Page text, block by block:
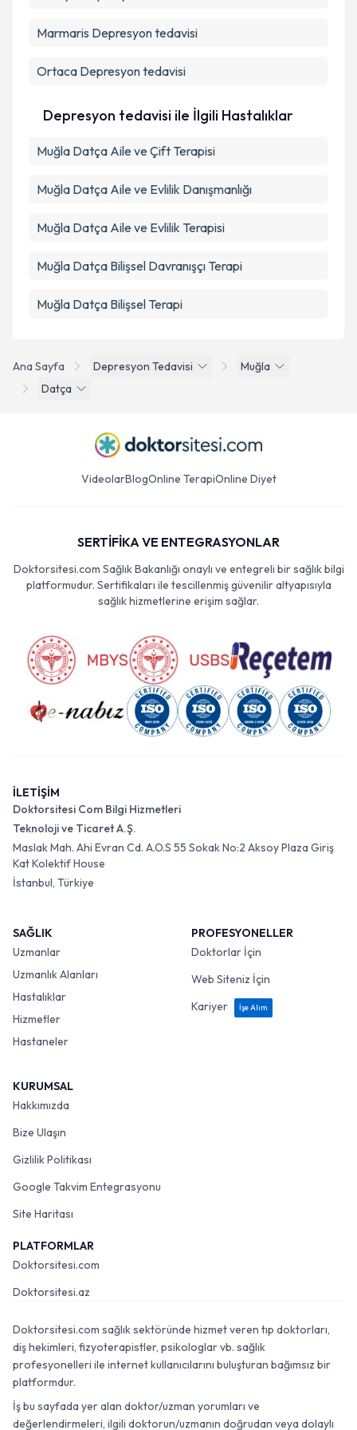
Ana Sayfa Depresyon Tedavisi
Muğla
Datça
Marmaris Depresyon tedavisi
Ortaca Depresyon tedavisi
Depresyon tedavisi ile İlgili Hastalıklar
Muğla Datça Aile ve Çift Terapisi
Muğla Datça Aile ve Evlilik Danışmanlığı
Muğla Datça Aile ve Evlilik Terapisi
Muğla Datça Bilişsel Davranışçı Terapi
Muğla Datça Bilişsel Terapi
VideolarBlogOnline TerapiOnline Diyet
SERTİFİKA VE ENTEGRASYONLAR
Doktorsitesi.com Sağlık Bakanlığı onaylı ve entegreli bir sağlık bilgi
platformudur. Sertifikaları ile tescillenmiş güvenilir altyapısıyla
sağlık hizmetlerine erişim sağlar.
İLETİŞİM
Doktorsitesi Com Bilgi Hizmetleri
Teknoloji ve Ticaret A.Ş.
Maslak Mah. Ahi Evran Cd. A.O.S 55 Sokak No:2 Aksoy Plaza Giriş
Kat Kolektif House
İstanbul, Türkiye
SAĞLIK
Uzmanlar
Uzmanlık Alanları
Hastalıklar
Hizmetler
Hastaneler
PROFESYONELLER
Doktorlar İçin
Web Siteniz İçin
Kariyer
İşe Alım
KURUMSAL
Hakkımızda
Bize Ulaşın
Gizlilik Politikası
Google Takvim Entegrasyonu
Site Haritası
PLATFORMLAR
Doktorsitesi.com
Doktorsitesi.az
Doktorsitesi.com sağlık sektöründe hizmet veren tıp doktorları,
diş hekimleri, fizyoterapistler, psikologlar vb. sağlık
profesyonelleri ile internet kullanıcılarını buluşturan bağımsız bir
platformdur.
İş bu sayfada yer alan doktor/uzman yorumları ve
değerlendirmeleri, ilgili doktorun/uzmanın doğrudan veya dolaylı